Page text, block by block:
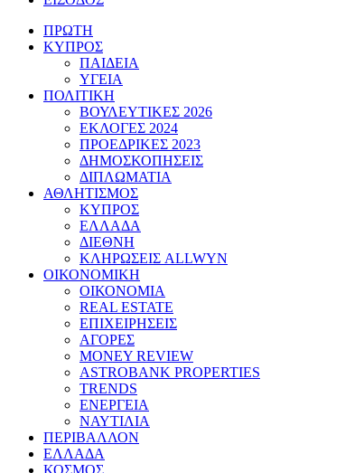
ΠΡΩΤΗ
ΚΥΠΡΟΣ
ΠΑΙΔΕΙΑ
ΥΓΕΙΑ
ΠΟΛΙΤΙΚΗ
ΒΟΥΛΕΥΤΙΚΕΣ 2026
ΕΚΛΟΓΕΣ 2024
ΠΡΟΕΔΡΙΚΕΣ 2023
ΔΗΜΟΣΚΟΠΗΣΕΙΣ
ΔΙΠΛΩΜΑΤΙΑ
ΑΘΛΗΤΙΣΜΟΣ
ΚΥΠΡΟΣ
ΕΛΛΑΔΑ
ΔΙΕΘΝΗ
ΚΛΗΡΩΣΕΙΣ ALLWYN
ΟΙΚΟΝΟΜΙΚΗ
ΟΙΚΟΝΟΜΙΑ
REAL ESTATE
ΕΠΙΧΕΙΡΗΣΕΙΣ
ΑΓΟΡΕΣ
MONEY REVIEW
ASTROBANK PROPERTIES
TRENDS
ΕΝΕΡΓΕΙΑ
ΝΑΥΤΙΛΙΑ
ΠΕΡΙΒΑΛΛΟΝ
ΕΛΛΑΔΑ
ΚΟΣΜΟΣ